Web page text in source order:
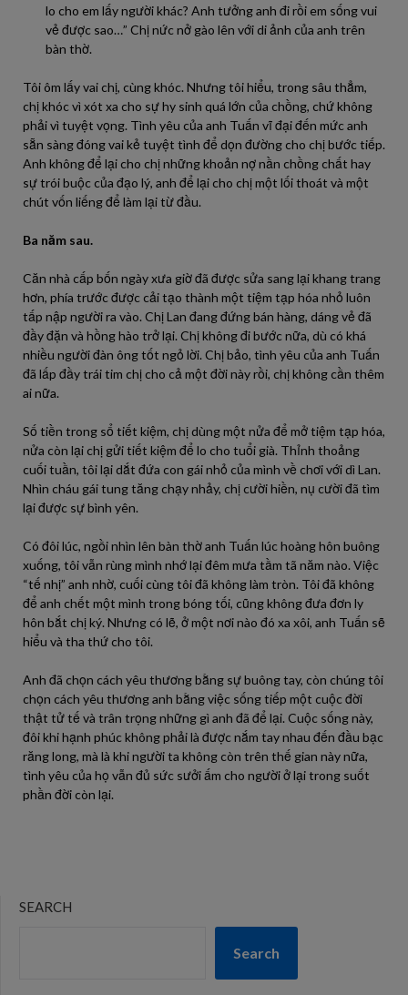
lo cho em lấy người khác? Anh tưởng anh đi rồi em sống vui
vẻ được sao…” Chị nức nở gào lên với di ảnh của anh trên
bàn thờ.
Tôi ôm lấy vai chị, cùng khóc. Nhưng tôi hiểu, trong sâu thẳm,
chị khóc vì xót xa cho sự hy sinh quá lớn của chồng, chứ không
phải vì tuyệt vọng. Tình yêu của anh Tuấn vĩ đại đến mức anh
sẵn sàng đóng vai kẻ tuyệt tình để dọn đường cho chị bước tiếp.
Anh không để lại cho chị những khoản nợ nần chồng chất hay
sự trói buộc của đạo lý, anh để lại cho chị một lối thoát và một
chút vốn liếng để làm lại từ đầu.
Ba năm sau.
Căn nhà cấp bốn ngày xưa giờ đã được sửa sang lại khang trang
hơn, phía trước được cải tạo thành một tiệm tạp hóa nhỏ luôn
tấp nập người ra vào. Chị Lan đang đứng bán hàng, dáng vẻ đã
đầy đặn và hồng hào trở lại. Chị không đi bước nữa, dù có khá
nhiều người đàn ông tốt ngỏ lời. Chị bảo, tình yêu của anh Tuấn
đã lấp đầy trái tim chị cho cả một đời này rồi, chị không cần thêm
ai nữa.
Số tiền trong sổ tiết kiệm, chị dùng một nửa để mở tiệm tạp hóa,
nửa còn lại chị gửi tiết kiệm để lo cho tuổi già. Thỉnh thoảng
cuối tuần, tôi lại dắt đứa con gái nhỏ của mình về chơi với dì Lan.
Nhìn cháu gái tung tăng chạy nhảy, chị cười hiền, nụ cười đã tìm
lại được sự bình yên.
Có đôi lúc, ngồi nhìn lên bàn thờ anh Tuấn lúc hoàng hôn buông
xuống, tôi vẫn rùng mình nhớ lại đêm mưa tầm tã năm nào. Việc
“tế nhị” anh nhờ, cuối cùng tôi đã không làm tròn. Tôi đã không
để anh chết một mình trong bóng tối, cũng không đưa đơn ly
hôn bắt chị ký. Nhưng có lẽ, ở một nơi nào đó xa xôi, anh Tuấn sẽ
hiểu và tha thứ cho tôi.
Anh đã chọn cách yêu thương bằng sự buông tay, còn chúng tôi
chọn cách yêu thương anh bằng việc sống tiếp một cuộc đời
thật tử tế và trân trọng những gì anh đã để lại. Cuộc sống này,
đôi khi hạnh phúc không phải là được nắm tay nhau đến đầu bạc
răng long, mà là khi người ta không còn trên thế gian này nữa,
tình yêu của họ vẫn đủ sức sưởi ấm cho người ở lại trong suốt
phần đời còn lại.
SEARCH
Search